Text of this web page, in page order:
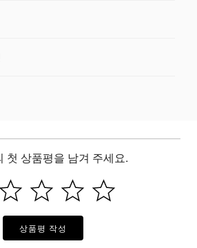
첫 상품평을 남겨 주세요.
상품평 작성